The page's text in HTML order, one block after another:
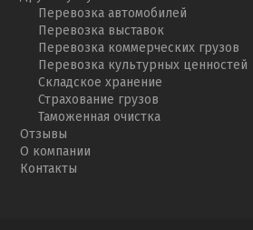
Перевозка автомобилей
Перевозка выставок
Перевозка коммерческих грузов
Перевозка культурных ценностей
Складское хранение
Страхование грузов
Таможенная очистка
Отзывы
О компании
Контакты